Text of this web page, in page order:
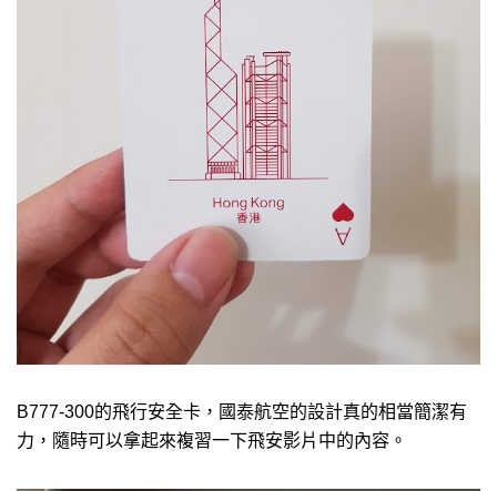
B777-300的飛行安全卡，國泰航空的設計真的相當簡潔有
力，隨時可以拿起來複習一下飛安影片中的內容。